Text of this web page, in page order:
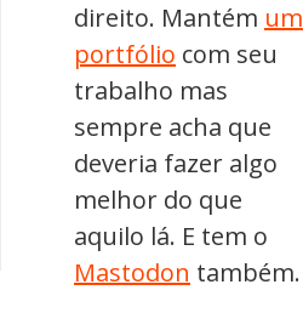
direito. Mantém um
portfólio com seu
trabalho mas
sempre acha que
deveria fazer algo
melhor do que
aquilo lá. E tem o
Mastodon também.